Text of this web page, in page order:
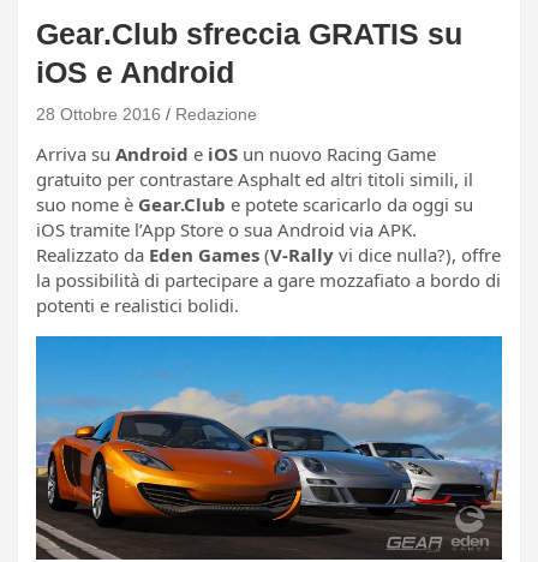
Gear.Club sfreccia GRATIS su
iOS e Android
28 Ottobre 2016 Redazione
Arriva su Android e iOS un nuovo Racing Game
gratuito per contrastare Asphalt ed altri titoli simili, il
suo nome è Gear.Club e potete scaricarlo da oggi su
iOS tramite l’App Store o sua Android via APK.
Realizzato da Eden Games (V-Rally vi dice nulla?), offre
la possibilità di partecipare a gare mozzafiato a bordo di
potenti e realistici bolidi.